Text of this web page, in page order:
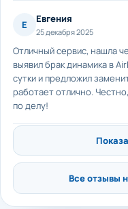
Е Евгения
25 декабря 2025
Отличный сервис, нашла
выявил брак динамика в
сутки и предложил
работает отлично.
по делу!
Все отзывы